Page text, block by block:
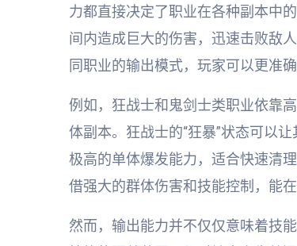
力都直接决定了职业在各种副本中
间内造成巨大的伤害，迅速击败敌
同职业的输出模式，玩家可以更准
例如，狂战士和鬼剑士类职业依靠
体副本。狂战士的“狂暴”状态可以
极高的单体爆发能力，适合快速清
借强大的群体伤害和技能控制，能
然而，输出能力并不仅仅意味着技